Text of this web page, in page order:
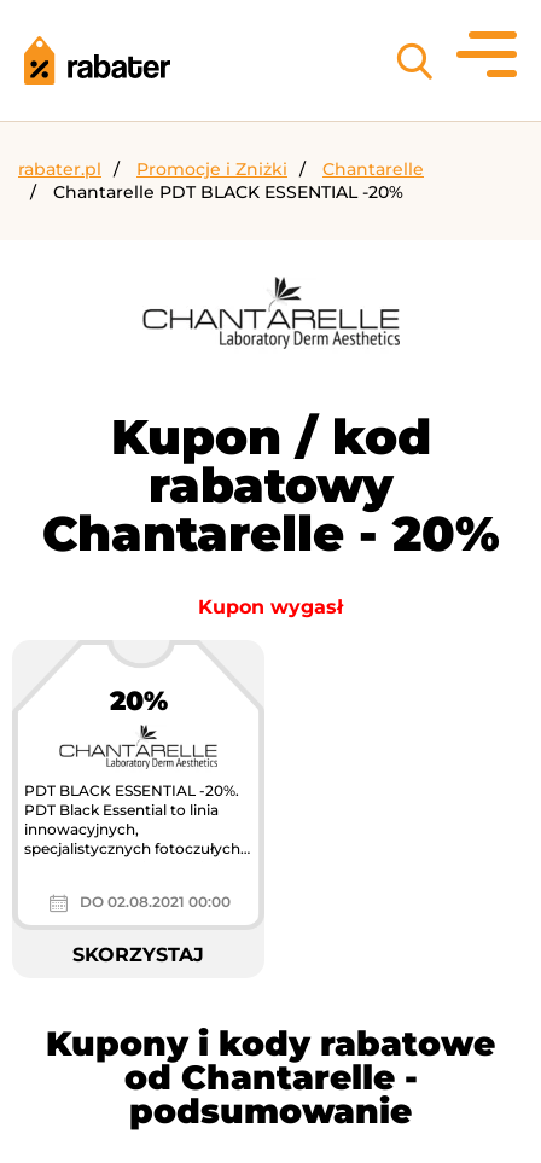
rabater.pl Promocje i Zniżki
Chantarelle
Chantarelle PDT BLACK ESSENTIAL -20%
Kupon / kod
rabatowy
Chantarelle - 20%
Kupon wygasł
20%
PDT BLACK ESSENTIAL -20%.
PDT Black Essential to linia
innowacyjnych,
specjalistycznych fotoczułych
DO 02.08.2021 00:00
SKORZYSTAJ
Kupony i kody rabatowe
od Chantarelle -
podsumowanie